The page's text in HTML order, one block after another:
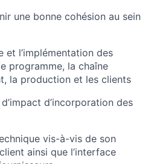
une bonne cohésion au sein
et l’implémentation des
programme, la chaîne
la production et les clients
d’incorporation des
vis-à-vis de son
ainsi que l’interface